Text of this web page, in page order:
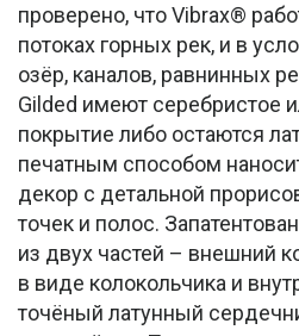
проверено, что Vibrax®
потоках горных рек, и в
озёр, каналов, равнинных
Gilded имеют серебристое
покрытие либо остаются
печатным способом
декор с детальной
точек и полос.
из двух частей – внешний
в виде колокольчика и
точёный латунный